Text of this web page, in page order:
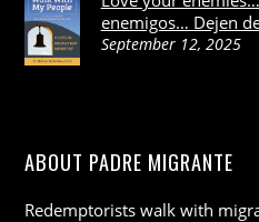
enemigos… Dejen
September 12, 2025
ABOUT PADRE MIGRANTE
Redemptorists walk with